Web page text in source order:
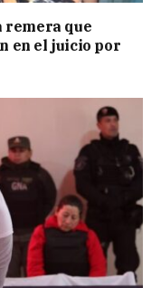
remera que
en el juicio por